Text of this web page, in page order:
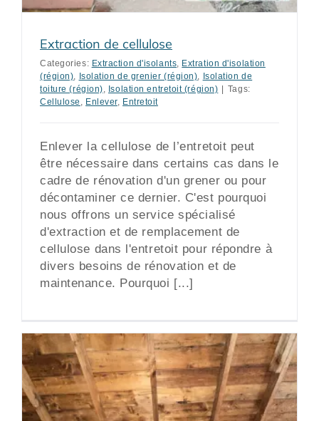
Extraction de cellulose
Categories: Extraction d'isolants, Extration d'isolation
(région), Isolation de grenier (région), Isolation de
toiture (région), Isolation entretoit (région)
Tags:
Cellulose , Enlever, Entretoit
Enlever la cellulose de l’entretoit peut
être nécessaire dans certains cas dans le
cadre de rénovation d'un grener ou pour
décontaminer ce dernier. C'est pourquoi
nous offrons un service spécialisé
d'extraction et de remplacement de
cellulose dans l'entretoit pour répondre à
divers besoins de rénovation et de
maintenance. Pourquoi [...]